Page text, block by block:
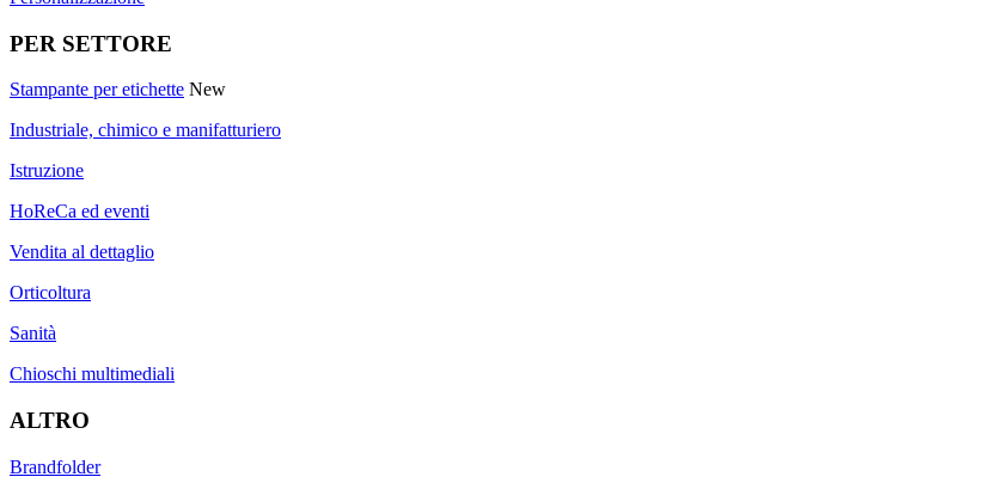
PER SETTORE
Stampante per etichette New
Industriale, chimico e manifatturiero
Istruzione
HoReCa ed eventi
Vendita al dettaglio
Orticoltura
Sanità
Chioschi multimediali
ALTRO
Brandfolder